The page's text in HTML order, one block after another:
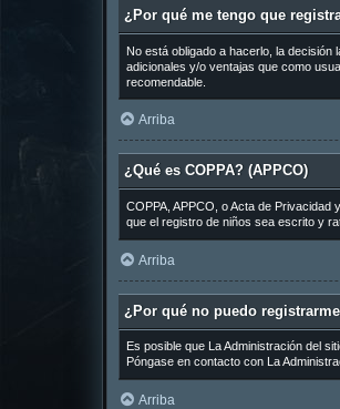
¿Por qué me tengo que
No está obligado a hacerlo, la
adicionales y/o ventajas que como
recomendable.
Arriba
¿Qué es COPPA? (APPCO)
COPPA, APPCO, o Acta de
que el registro de niños sea escrito y
Arriba
¿Por qué no puedo
Es posible que La Administración del
Póngase en contacto con La
Arriba